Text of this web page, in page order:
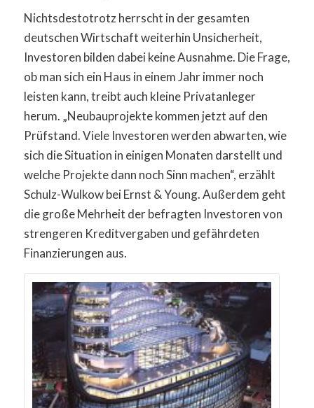
Nichtsdestotrotz herrscht in der gesamten
deutschen Wirtschaft weiterhin Unsicherheit,
Investoren bilden dabei keine Ausnahme. Die Frage,
ob man sich ein Haus in einem Jahr immer noch
leisten kann, treibt auch kleine Privatanleger
herum. „Neubauprojekte kommen jetzt auf den
Prüfstand. Viele Investoren werden abwarten, wie
sich die Situation in einigen Monaten darstellt und
welche Projekte dann noch Sinn machen“, erzählt
Schulz-Wulkow bei Ernst & Young. Außerdem geht
die große Mehrheit der befragten Investoren von
strengeren Kreditvergaben und gefährdeten
Finanzierungen aus.